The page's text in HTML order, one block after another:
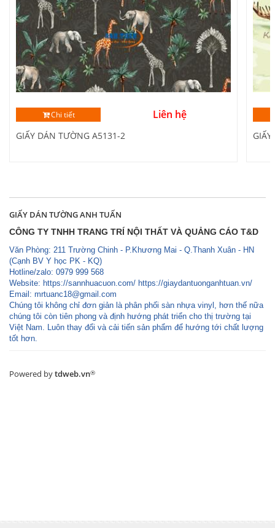
Chi tiết Liên hệ
GIẤY DÁN TƯỜNG A5131-2
GIẤY DÁN TƯỜNG ANH TUẤN
CÔNG TY TNHH TRANG TRÍ NỘI THẤT VÀ QUẢNG CÁO T&D
Văn Phòng: 211 Trường Chinh - P.Khương Mai - Q.Thanh Xuân - HN
(Cạnh BV Y học PK - KQ)
Hotline/zalo: 0979 999 568
Website: https://sannhuacuon.com/ https://giaydantuonganhtuan.vn/
Email: mrtuanc18@gmail.com
Chúng tôi không chỉ đơn giản là phân phối sàn nhựa vinyl, hơn thế nữa
chúng tôi còn tiên phong và định hướng phát triển cho thị trường tại
Việt Nam. Luôn thay đổi và cải tiến sản phẩm để hướng tới chất lượng
tốt hơn.
Powered bytdweb.vn®